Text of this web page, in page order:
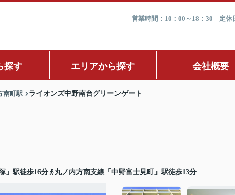
営業時間：10：00～18：30 定休
探す エリアから探す 会社概要
南町駅 ライオンズ中野南台グリーンゲート
」駅徒歩16分 丸ノ内方南支線「中野富士見町」駅徒歩13分